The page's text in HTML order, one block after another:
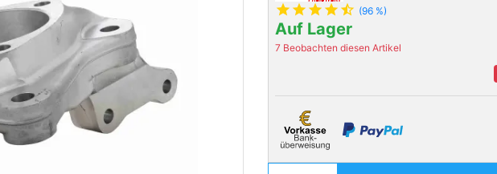
star star star star star_half (96 %)
Auf Lager
7 Beobachten diesen Artikel